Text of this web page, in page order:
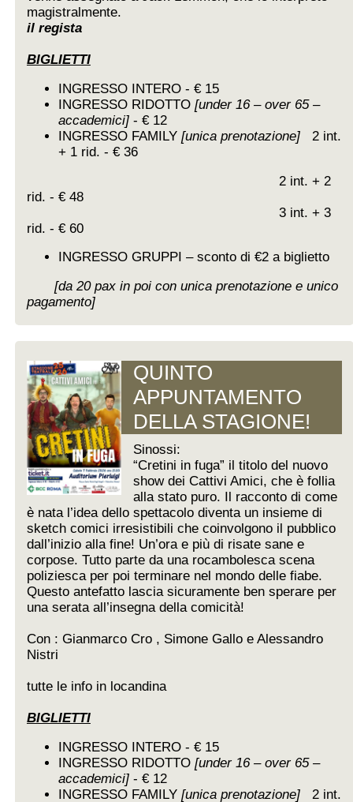
magistralmente.
il regista
BIGLIETTI
INGRESSO INTERO - € 15
INGRESSO RIDOTTO [under 16 – over 65 –
accademici]- € 12
INGRESSO FAMILY [unica prenotazione]
2 int.
+ 1 rid. - € 36
2 int. + 2
rid. - € 48
3 int. + 3
rid. - € 60
INGRESSO GRUPPI – sconto di €2 a biglietto
[da 20 pax in poi con unica prenotazione e unico
pagamento]
QUINTO
APPUNTAMENTO
DELLA STAGIONE!
Sinossi:
“Cretini in fuga” il titolo del nuovo
show dei Cattivi Amici, che è follia
alla stato puro. Il racconto di come
è nata l’idea dello spettacolo diventa un insieme di
sketch comici irresistibili che coinvolgono il pubblico
dall’inizio alla fine! Un’ora e più di risate sane e
corpose. Tutto parte da una rocambolesca scena
poliziesca per poi terminare nel mondo delle fiabe.
Questo antefatto lascia sicuramente ben sperare per
una serata all’insegna della comicità!
Con : Gianmarco Cro , Simone Gallo e Alessandro
Nistri
tutte le info in locandina
BIGLIETTI
INGRESSO INTERO - € 15
INGRESSO RIDOTTO [under 16 – over 65 –
accademici]- € 12
INGRESSO FAMILY [unica prenotazione] 2 int.